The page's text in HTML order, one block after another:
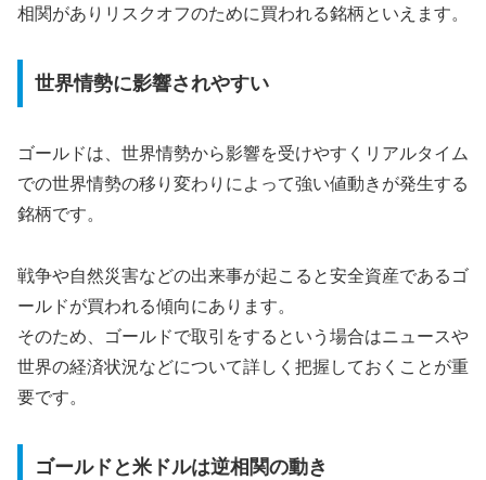
相関がありリスクオフのために買われる銘柄といえます。
世界情勢に影響されやすい
ゴールドは、世界情勢から影響を受けやすく リアルタイム
での世界情勢の移り変わりによって強い値動き が発生する
銘柄です。
戦争や自然災害などの出来事が起こると安全資産であるゴ
ールドが買われる傾向にあります。
そのため、ゴールドで取引をするという場合はニュースや
世界の経済状況などについて詳しく把握しておくことが重
要です。
ゴールドと米ドルは逆相関の動き